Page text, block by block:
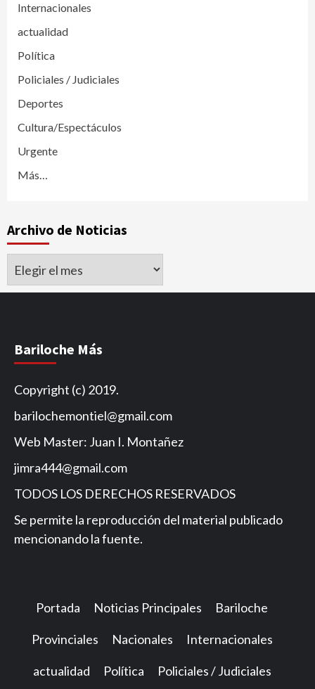
Internacionales
actualidad
Política
Policiales / Judiciales
Deportes
Cultura/Espectáculos
Urgente
Más…
Archivo de Noticias
Archivo
de
Bariloche Más
Copyright (c) 2019.
barilochemontiel@gmail.com
Web Master: Juan I. Montañez
jimra444@gmail.com
TODOS LOS DERECHOS RESERVADOS
Se permite la reproducción del material publicado
mencionando la fuente.
Portada Noticias Principales Bariloche
Provinciales Nacionales Internacionales
actualidad Política Policiales / Judiciales